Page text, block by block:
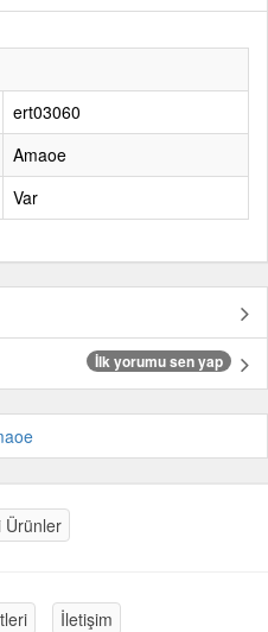
ert03060
Amaoe
Var
İlk yorumu sen yap
Ürünler
İletişim